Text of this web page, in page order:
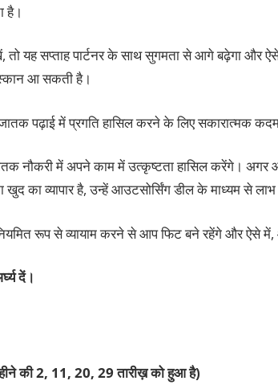
है।
तो यह सप्ताह पार्टनर के साथ सुगमता से आगे बढ़ेगा और
आ सकती है।
पढ़ाई में प्रगति हासिल करने के लिए सकारात्मक
नौकरी में अपने काम में उत्कृष्टता हासिल करेंगे। अगर
खुद का व्यापार है, उन्हें आउटसोर्सिंग डील के माध्यम से लाभ
रूप से व्यायाम करने से आप फिट बने रहेंगे और ऐसे
दें।
की 2, 11, 20, 29 तारीख़ को हुआ है)